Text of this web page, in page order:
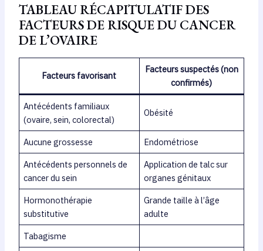
TABLEAU RÉCAPITULATIF DES
FACTEURS DE RISQUE DU CANCER
DE L’OVAIRE
Facteurs favorisant
Facteurs suspectés (non
confirmés)
Antécédents familiaux
(ovaire, sein, colorectal)
Obésité
Aucune grossesse
Endométriose
Antécédents personnels de
cancer du sein
Application de talc sur
organes génitaux
Hormonothérapie
substitutive
Grande taille à l’âge
adulte
Tabagisme